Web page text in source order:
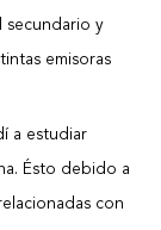
secundario y
emisoras
a estudiar
Ésto debido a
con